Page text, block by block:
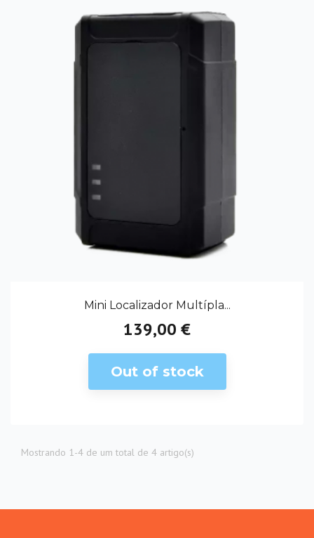
Mini Localizador Multípla...
Preço
139,00 €
Out of stock
Mostrando 1-4 de um total de 4 artigo(s)